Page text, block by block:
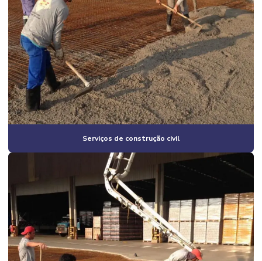
Construção de galpão pré moldado campinas
Construção de galpão pré moldado orçamento
Construção de galpão pré moldado preço
Construção de galpão pré moldado valor
Construção de galpão preço por m2
Construção de galpão quanto custa
Construção de galpões metálicos
Construção de lojas comerciais
Construção de pavilhão industrial
Construção e reformas em geral
Construção residencial estrutura metálica
Serviços de construção civil